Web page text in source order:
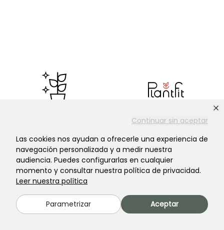
Continuar sin aceptar
Las cookies nos ayudan a ofrecerle una experiencia de
navegación personalizada y a medir nuestra
audiencia. Puedes configurarlas en cualquier
momento y consultar nuestra política de privacidad.
Leer nuestra política
Parametrizar Aceptar
Desde nuestros orígenes en
1950, estamos comprometidos
con la calidad de nuestras
plantas y nuestro servicio.
Plantfit, nuestra aplicación
contra el desperdicio
Consejos personalizados para
ayudarte a elegir las plantas
que más te convienen.